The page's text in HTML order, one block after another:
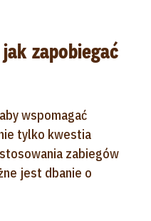
zapobiegać
wspomagać
tylko kwestia
zabiegów
jest dbanie o